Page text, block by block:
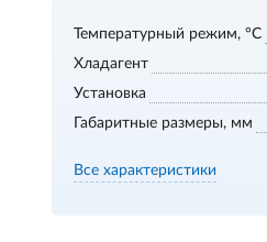
Температурный режим, °С
Хладагент
Установка
Габаритные размеры, мм
Все характеристики